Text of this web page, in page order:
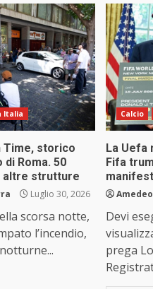
Italia
Time, storico
Roma. 50
altre strutture
Luglio 30, 2026
scorsa notte,
l’incendio,
Calcio
La Uefa
Fifa
Devi
prega